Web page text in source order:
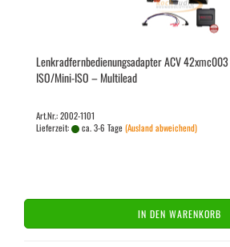
Lenk­rad­fern­be­die­nungs­ad­ap­ter ACV
ISO/Mini-​ISO – Mul­ti­lead
Art.Nr.: 2002-1101
Lieferzeit:
ca. 3-6 Tage(Ausland abweichend)
IN DEN WARENKORB